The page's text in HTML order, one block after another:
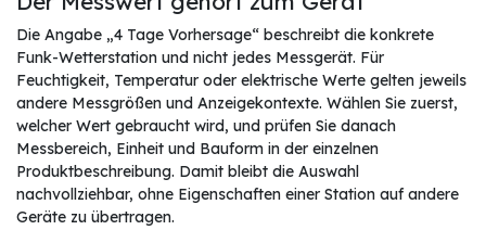
Die Angabe „4 Tage Vorhersage“ beschreibt die konkrete
Funk-Wetterstation und nicht jedes Messgerät. Für
Feuchtigkeit, Temperatur oder elektrische Werte gelten jeweils
andere Messgrößen und Anzeigekontexte. Wählen Sie zuerst,
welcher Wert gebraucht wird, und prüfen Sie danach
Messbereich, Einheit und Bauform in der einzelnen
Produktbeschreibung. Damit bleibt die Auswahl
nachvollziehbar, ohne Eigenschaften einer Station auf andere
Geräte zu übertragen.